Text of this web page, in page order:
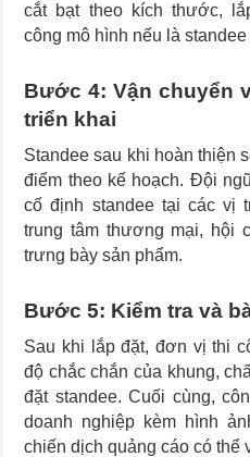
cắt bạt theo kích thước,
công mô hình nếu là
Bước 4: Vận chuyển
triển khai
Standee sau khi hoàn thiện
điểm theo kế hoạch. Đội
cố định standee tại các vị
trung tâm thương mại, hội
trưng bày sản phẩm.
Bước 5: Kiểm tra và
Sau khi lắp đặt, đơn vị thi
độ chắc chắn của khung,
đặt standee. Cuối cùng,
doanh nghiệp kèm hình
chiến dịch quảng cáo có thể